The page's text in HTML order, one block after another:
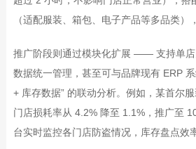
（适配服装、箱包、电子产品等多品类）
推广阶段则通过模块化扩展 —— 支持单
数据统一管理，甚至可与品牌现有 ERP
+ 库存数据” 的联动分析。例如，某首尔
门店损耗率从 4.2% 降至 1.1%，推广至
台实时监控各门店防盗情况，库存盘点效